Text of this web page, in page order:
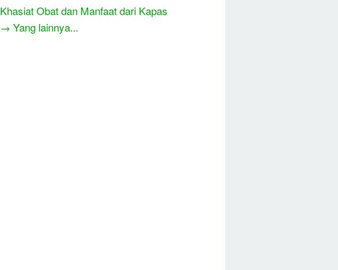
Khasiat Obat dan Manfaat dari Kapas
→ Yang lainnya...